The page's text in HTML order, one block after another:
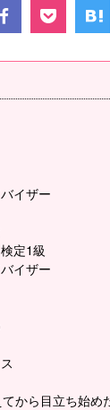
イザー
定1級
イザー
から目立ち始め